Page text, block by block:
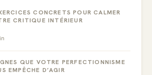
CONCRETS POUR CALMER
CRITIQUE INTÉRIEUR
QUE VOTRE PERFECTIONNISME
EMPÊCHE D’AGIR